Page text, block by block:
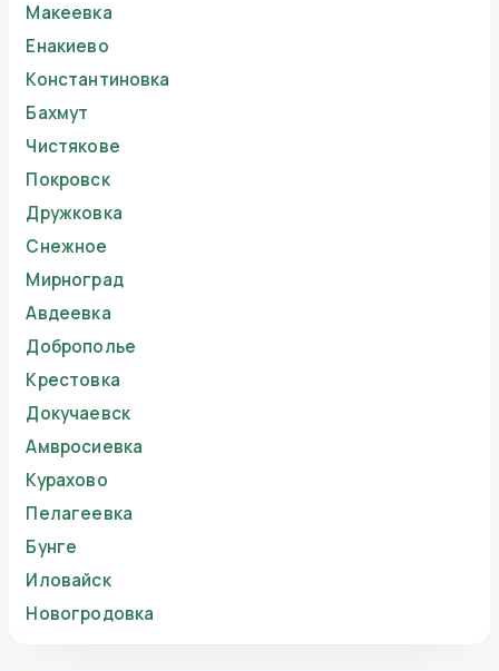
Макеевка
Енакиево
Константиновка
Бахмут
Чистякове
Покровск
Дружковка
Снежное
Мирноград
Авдеевка
Доброполье
Крестовка
Докучаевск
Амвросиевка
Курахово
Пелагеевка
Бунге
Иловайск
Новогродовка